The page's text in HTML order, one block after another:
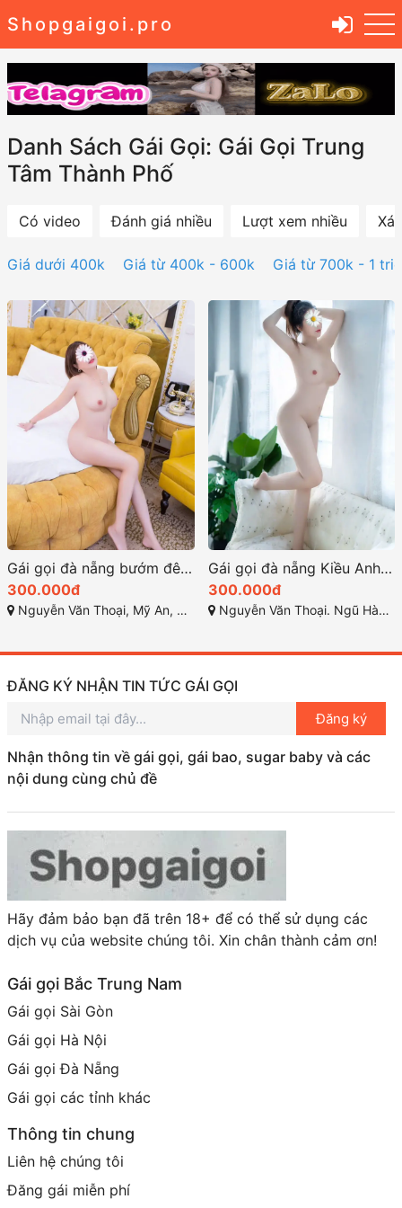
Shopgaigoi.pro
Danh Sách Gái Gọi: Gái Gọi Trung
Tâm Thành Phố
Có video Đánh giá nhiều Lượt xem nhiều
Giá dưới 400k Giá từ 400k - 600k Giá từ 700k - 1
Gái gọi đà nẵng bướm đêm xinh đẹp
300.000đ
Nguyễn Văn Thoại, Mỹ An, Ngũ Hành Sơn, Đà Nẵng
Gái gọi đà nẵng Kiều Anh xinh ngoan làm tình chất
300.000đ
Nguyễn Văn Thoại. Ngũ Hành Sơn .Đà Nẵng
ĐĂNG KÝ NHẬN TIN TỨC GÁI GỌI
Đăng ký
Nhận thông tin về gái gọi, gái bao, sugar baby và các
nội dung cùng chủ đề
Hãy đảm bảo bạn đã trên 18+ để có thể sử dụng các
dịch vụ của website chúng tôi. Xin chân thành cảm ơn!
Gái gọi Bắc Trung Nam
Gái gọi Sài Gòn
Gái gọi Hà Nội
Gái gọi Đà Nẵng
Gái gọi các tỉnh khác
Thông tin chung
Liên hệ chúng tôi
Đăng gái miễn phí